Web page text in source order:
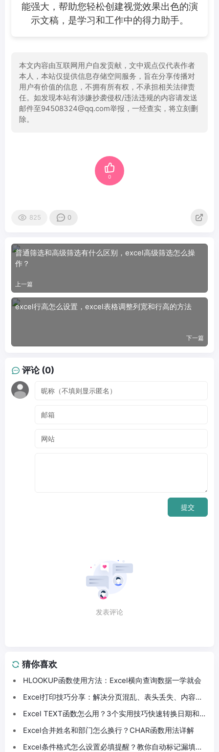
能强大，帮助您轻松创建视觉效果出色的演
示文稿，是学习和工作中的得力助手。
本文内容由互联网用户自发贡献，文中观点仅代表作者
本人，本站仅提供信息存储空间服务，旨在分享传播对
用户有价值的信息，不拥有所有权，不承担相关法律责
任。如发现本站有涉嫌抄袭侵权/违法违规的内容请发送
邮件至94508324@qq.com举报，一经查实，将立刻删
除。
0
825 0
普通筛选和高级筛选有什么区别，excel高级筛选怎么操
作？
上一篇
excel行高怎么设置，excel表格调整列宽和行高的方法
下一篇
评论 (0)
提交
发表评论
猜你喜欢
HLOOKUP函数使用方法：Excel横向查询数据一学就会
Excel打印技巧分享：解决分页混乱、表头丢失、内容截
Excel TEXT函数怎么用？3个实用技巧快速转换日期和数
Excel合并姓名和部门怎么换行？CHAR函数用法详解
Excel条件格式怎么设置必填提醒？教你自动标记漏填数